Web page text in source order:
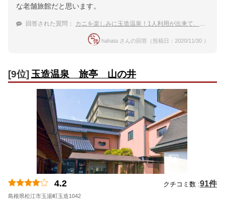
な老舗旅館だと思います。
回答された質問： カニを楽しみに玉造温泉！1人利用が出来て、露天風呂付き客室がある宿
hahata さんの回答（投稿日：2020/11/30 ）
[9位] 玉造温泉 旅亭 山の井
4.2 クチコミ数 :91件
島根県松江市玉湯町玉造1042